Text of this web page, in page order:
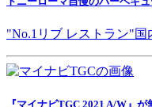
"No.1リブ レストラン"
『マイナビTGC 2021 A/W』